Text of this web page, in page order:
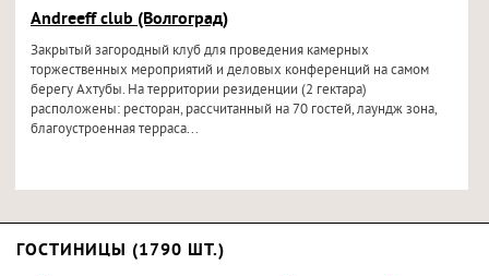
Andreeff club (Волгоград)
Закрытый загородный клуб для проведения камерных
торжественных мероприятий и деловых конференций на самом
берегу Ахтубы. На территории резиденции (2 гектара)
расположены: ресторан, рассчитанный на 70 гостей, лаундж зона,
благоустроенная терраса...
ГОСТИНИЦЫ (1790 ШТ.)